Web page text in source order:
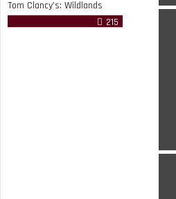
Tom Clancy’s: Wildlands
215